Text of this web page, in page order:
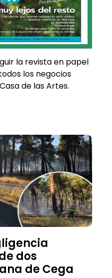
la revista en papel
los negocios
de las Artes.
dos
de Cega